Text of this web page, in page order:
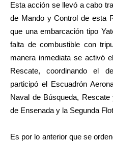
Esta acción se llevó a cabo
de Mando y Control de esta
que una embarcación tipo
falta de combustible con
manera inmediata se activó
Rescate, coordinando el
participó el Escuadrón
Naval de Búsqueda,
de Ensenada y la Segunda
Es por lo anterior que se